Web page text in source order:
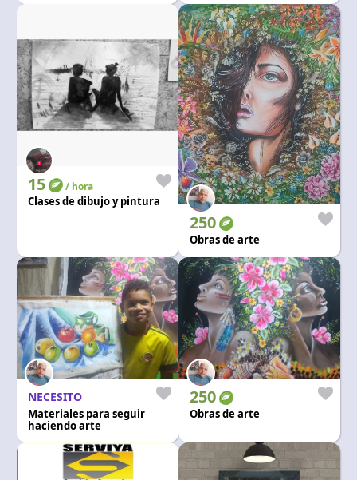
15 / hora
Clases de dibujo y pintura
250
Obras de arte
NECESITO
Materiales para seguir
haciendo arte
250
Obras de arte